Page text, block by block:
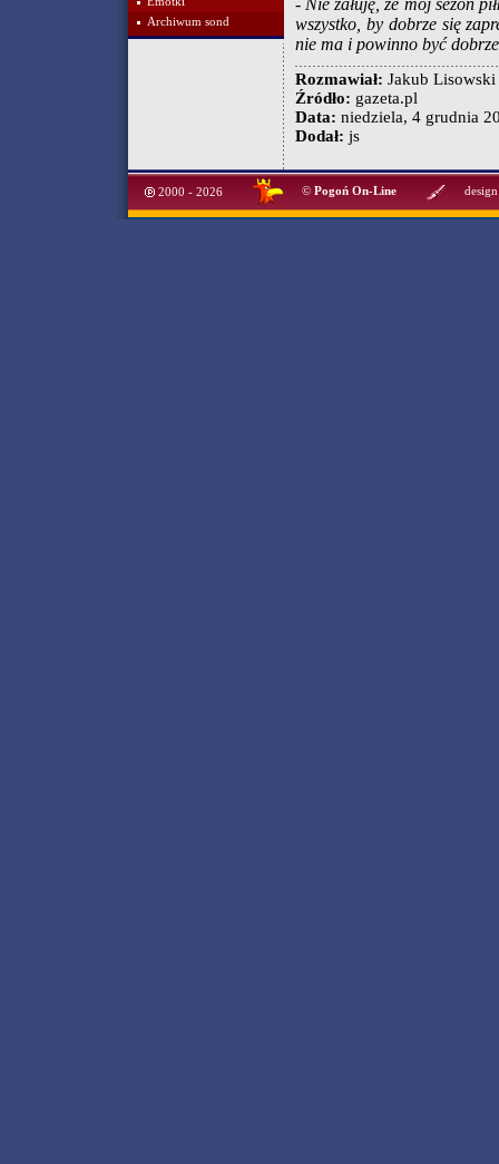
Archiwum sond
- Nie żałuję, że mój sezon
wszystko, by dobrze się
nie ma i powinno być
Rozmawiał: Jakub Lisowski
Źródło: gazeta.pl
Data: niedziela, 4 grudnia
Dodał: js
2000 - 2026 © Pogoń On-Line